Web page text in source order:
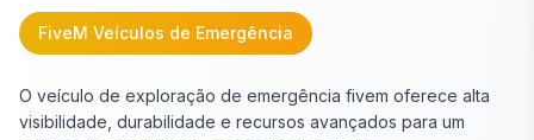
FiveM Veículos de Emergência
O veículo de exploração de emergência fivem oferece alta
visibilidade, durabilidade e recursos avançados para um